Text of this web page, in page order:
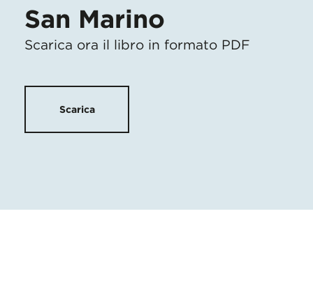
San Marino
Scarica ora il libro in formato PDF
Scarica